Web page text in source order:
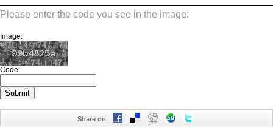
Please enter the code you see in the image:
Image:
Code:
Share on: